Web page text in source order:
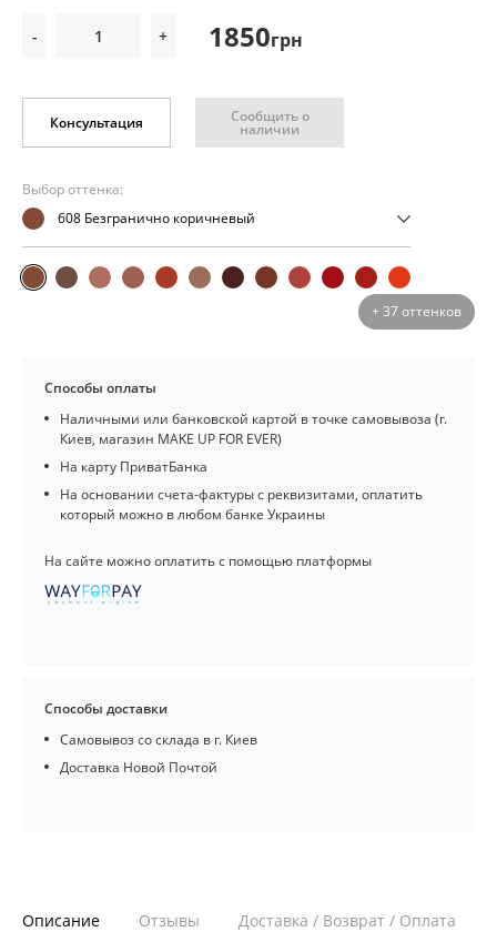
- + 1850грн
Консультация Сообщить о
наличии
Выбор оттенка:
608 Безгранично коричневый
+ 37 оттенков
Способы оплаты
Наличными или банковской картой в точке самовывоза (г.
Киев, магазин MAKE UP FOR EVER)
На карту ПриватБанка
На основании счета-фактуры с реквизитами, оплатить
который можно в любом банке Украины
На сайте можно оплатить с помощью платформы
Способы доставки
Самовывоз со склада в г. Киев
Доставка Новой Почтой
Описание Отзывы Доставка / Возврат / Оплата